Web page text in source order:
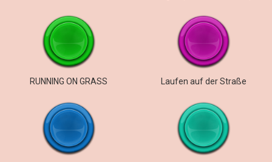
RUNNING ON GRASS Laufen auf der Straße